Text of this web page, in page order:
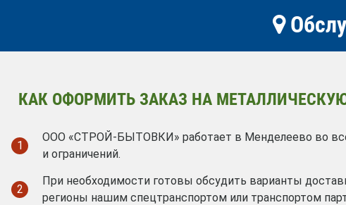
КАК ОФОРМИТЬ ЗАКАЗ НА
1
ООО «СТРОЙ-БЫТОВКИ» работает в Менделеево во
и ограничений.
2
При необходимости готовы обсудить варианты
регионы нашим спецтранспортом или транспортом